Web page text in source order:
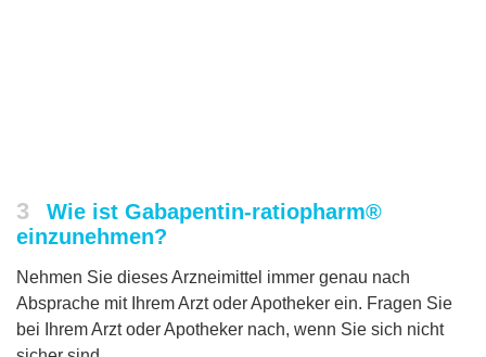
3
Wie ist Gabapentin-ratiopharm®
einzunehmen?
Nehmen Sie dieses Arzneimittel immer genau nach
Absprache mit Ihrem Arzt oder Apotheker ein. Fragen Sie
bei Ihrem Arzt oder Apotheker nach, wenn Sie sich nicht